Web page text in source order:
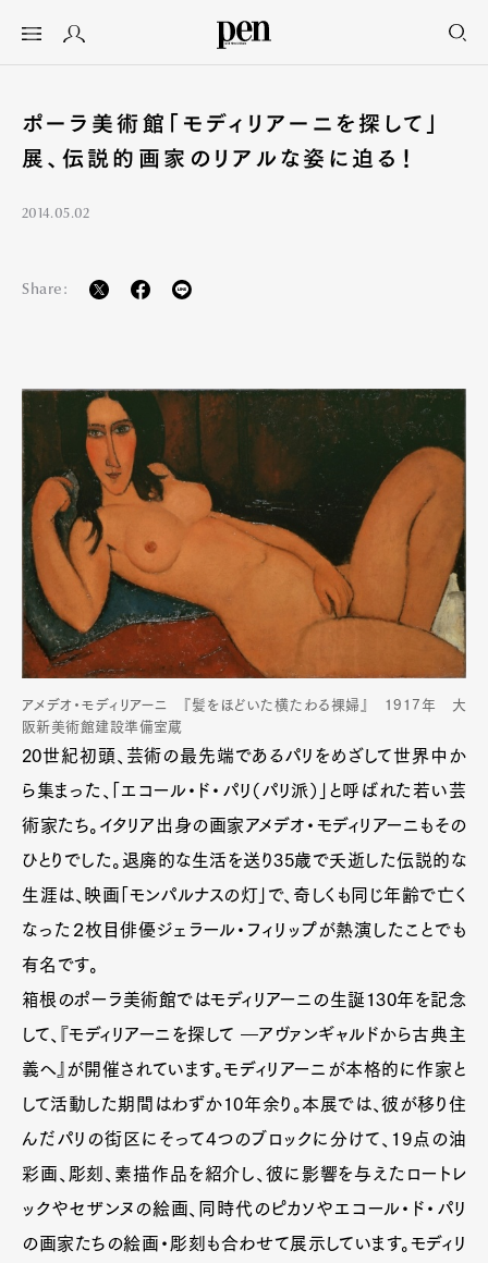
ポーラ美術館「モディリアーニを探して」
展、伝説的画家のリアルな姿に迫る！
2014.05.02
Share:
アメデオ・モディリアーニ 『髪をほどいた横たわる裸婦』 1917年 大
阪新美術館建設準備室蔵
20世紀初頭、芸術の最先端であるパリをめざして世界中か
ら集まった、「エコール・ド・パリ（パリ派）」と呼ばれた若い芸
術家たち。イタリア出身の画家アメデオ・モディリアーニもその
ひとりでした。退廃的な生活を送り35歳で夭逝した伝説的な
生涯は、映画「モンパルナスの灯」で、奇しくも同じ年齢で亡く
なった２枚目俳優ジェラール・フィリップが熱演したことでも
有名です。
箱根のポーラ美術館ではモディリアーニの生誕130年を記念
して、『モディリアーニを探して ―アヴァンギャルドから古典主
義へ』が開催されています。モディリアーニが本格的に作家と
して活動した期間はわずか10年余り。本展では、彼が移り住
んだパリの街区にそって4つのブロックに分けて、19点の油
彩画、彫刻、素描作品を紹介し、彼に影響を与えたロートレ
ックやセザンヌの絵画、同時代のピカソやエコール・ド・パリ
の画家たちの絵画・彫刻も合わせて展示しています。モディリ